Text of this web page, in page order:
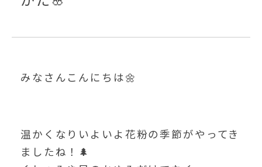
みなさんこんにちは🌼
温かくなりいよいよ花粉の季節がやってき
ましたね！🌲